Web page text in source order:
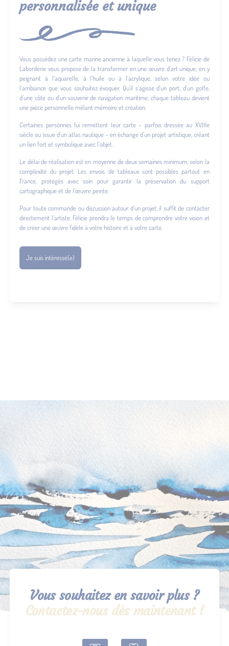
personnalisée et unique
Vous possédez une carte marine ancienne à laquelle vous tenez ? Félicie de
Laborderie vous propose de la transformer en une œuvre d’art unique, en y
peignant à l’aquarelle, à l’huile ou à l’acrylique, selon votre idée ou
l’ambiance que vous souhaitez évoquer. Qu’il s’agisse d’un port, d’un golfe,
d’une côte ou d’un souvenir de navigation maritime, chaque tableau devient
une pièce personnelle mêlant mémoire et création.
Certaines personnes lui remettent leur carte – parfois dressée au XVIIIe
siècle ou issue d’un atlas nautique – en échange d’un projet artistique, créant
un lien fort et symbolique avec l’objet.
Le délai de réalisation est en moyenne de deux semaines minimum, selon la
complexité du projet. Les envois de tableaux sont possibles partout en
France, protégés avec soin pour garantir la préservation du support
cartographique et de l’œuvre peinte.
Pour toute commande ou discussion autour d’un projet, il suffit de contacter
directement l’artiste. Félicie prendra le temps de comprendre votre vision et
de créer une œuvre fidèle à votre histoire et à votre carte.
Je suis intéressé(e)
Vous souhaitez en savoir plus ?
Contactez-nous dès maintenant !